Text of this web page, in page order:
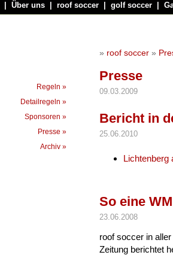
Über uns roof soccer golf soccer
Regeln »
Detailregeln »
Sponsoren »
Presse »
Archiv »
» roof soccer »
Presse
09.03.2009
Bericht in
25.06.2010
Lichtenberg
So eine
23.06.2008
roof soccer in
Zeitung berichtet